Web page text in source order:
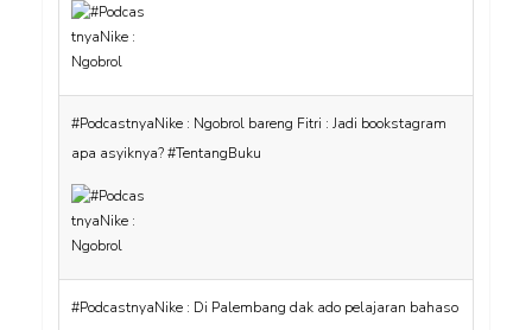
apa asyiknya? #TentangBuku
Palembang? Iyo nian! #TentangPalembang